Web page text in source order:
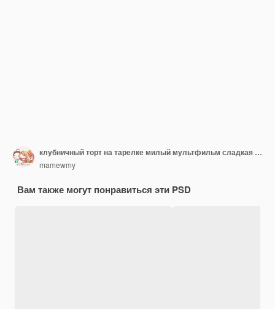
клубничный торт на тарелке милый мультфильм сладкая еда 3d иллюстрация
mamewmy
Вам также могут понравиться эти PSD